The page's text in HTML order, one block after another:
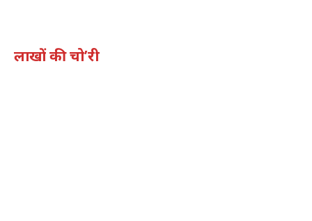
लाखों की चो’री